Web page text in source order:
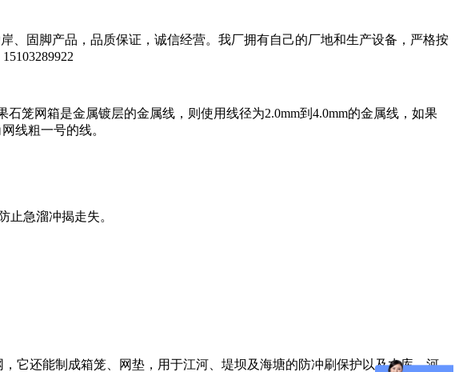
、固脚产品，品质保证，诚信经营。我厂拥有自己的厂地和生产设备，严格按
笼网箱是金属镀层的金属线，则使用线径为2.0mm到4.0mm的金属线，如果
线粗一号的线。
急溜冲揭走失。
还能制成箱笼、网垫，用于江河、堤坝及海塘的防冲刷保护以及水库、河